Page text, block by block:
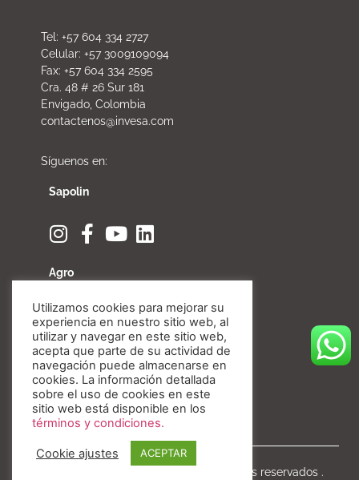
Tel: +57 604 334 2727
Celular: +57 3009109094
Fax: +57 604 334 2595
Cra. 48 # 26 Sur 181
Envigado, Colombia
contactenos@invesa.com
Síguenos en:
Sapolin
Agro
Fibratore
Copyright © Invesa 2020. Todos los derechos reservados .
Utilizamos cookies para mejorar su
experiencia en nuestro sitio web, al
utilizar y navegar en este sitio web,
acepta que parte de su actividad de
navegación puede almacenarse en
cookies. La información detallada
sobre el uso de cookies en este
sitio web está disponible en los
términos y condiciones.
Cookie ajustes ACEPTAR